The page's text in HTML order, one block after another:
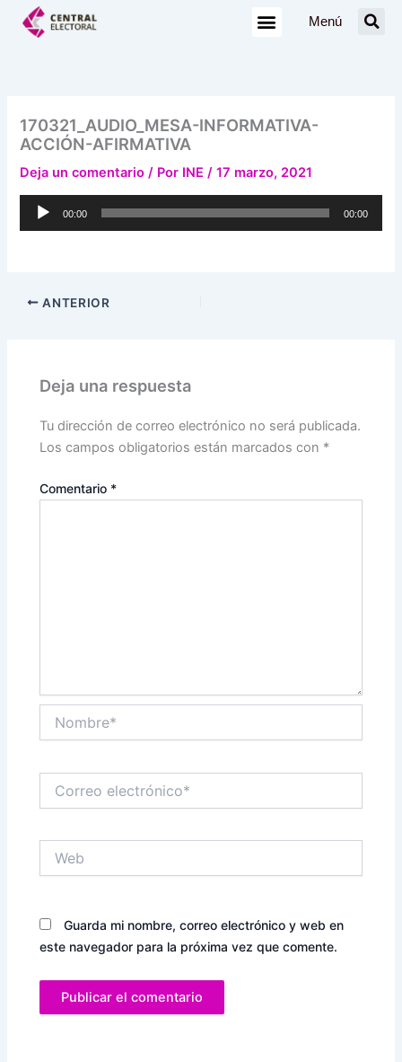
Menú
170321_AUDIO_MESA-INFORMATIVA-
ACCIÓN-AFIRMATIVA
Deja un comentario / Por INE/17 marzo, 2021
Reproductor
00:00 00:00
ANTERIOR
Deja una respuesta
Tu dirección de correo electrónico no será publicada.
Los campos obligatorios están marcados con *
Comentario *
electrónico*
Guarda mi nombre, correo electrónico y web en
este navegador para la próxima vez que comente.